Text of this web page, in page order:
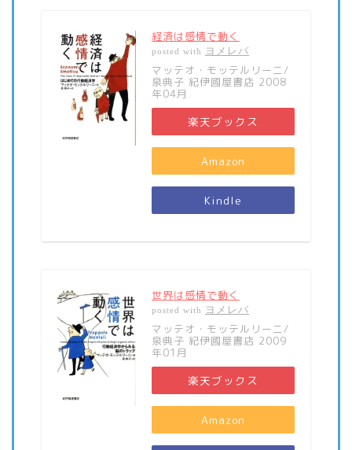
経済は感情で動く
posted with ヨメレバ
マッテオ・モッテルリーニ/
泉典子 紀伊國屋書店 2008
年04月
楽天ブックス
Amazon
Kindle
世界は感情で動く
posted with ヨメレバ
マッテオ・モッテルリーニ/
泉典子 紀伊國屋書店 2009
年01月
楽天ブックス
Amazon